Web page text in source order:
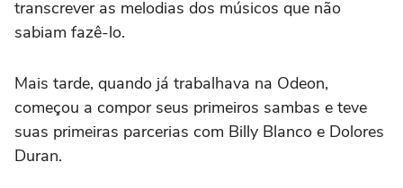
transcrever as melodias dos músicos que não
sabiam fazê-lo.
Mais tarde, quando já trabalhava na Odeon,
começou a compor seus primeiros sambas e teve
suas primeiras parcerias com Billy Blanco e Dolores
Duran.